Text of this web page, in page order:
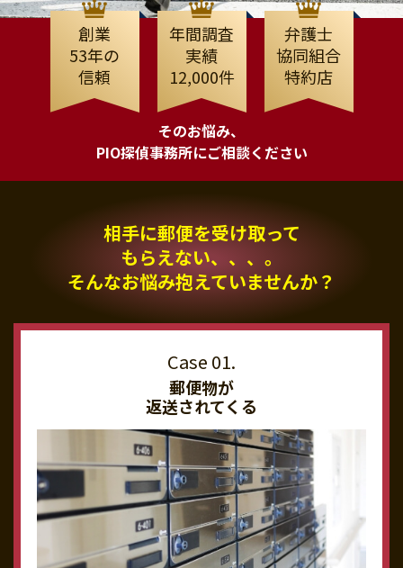
創業
53年の
信頼
年間調査
実績
12,000件
弁護士
協同組合
特約店
そのお悩み、
PIO探偵事務所にご相談ください
相手に郵便を受け取って
もらえない、、、。
そんなお悩み抱えていませんか？
郵便物が
返送されてくる